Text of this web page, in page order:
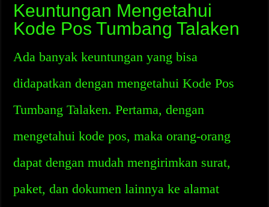
Keuntungan Mengetahui
Kode Pos Tumbang Talaken
Ada banyak keuntungan yang bisa
didapatkan dengan mengetahui Kode Pos
Tumbang Talaken. Pertama, dengan
mengetahui kode pos, maka orang-orang
dapat dengan mudah mengirimkan surat,
paket, dan dokumen lainnya ke alamat